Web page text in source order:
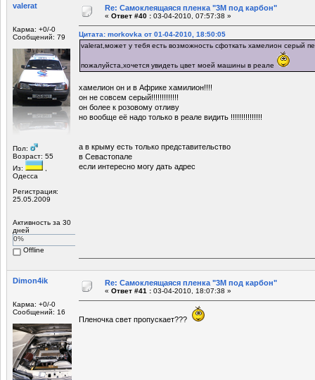
valerat
Карма: +0/-0
Сообщений: 79
Пол:
Возраст: 55
Из:
Одесса
Регистрация:
25.05.2009
Активность за 30
дней
0%
Offline
Re: Самоклеящаяся пленка "3М под карбон"
« Ответ #40 : 03-04-2010, 07:57:38 »
Цитата: morkovka от 01-04-2010, 18:50:05
valerat,может у тебя есть возможность сфоткать хамелион серый
пожалуйста,хочется увидеть цвет моей машины в реале
хамелион он и в Африке хамилион!!!!
он не совсем серый!!!!!!!!!!!!!
он более к розовому отливу
но вообще её надо только в реале видить !!!!!!!!!!!!!!!
а в крыму есть только представительство
в Севастопале
если интересно могу дать адрес
Dimon4ik
Карма: +0/-0
Сообщений: 16
Re: Самоклеящаяся пленка "3М под карбон"
« Ответ #41 : 03-04-2010, 18:07:38 »
Пленочка свет пропускает???